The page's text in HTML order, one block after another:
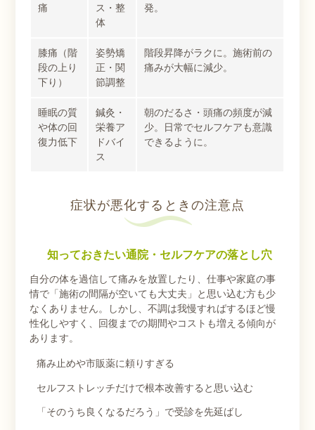
痛
ス・整
体
発。
膝痛（階
段の上り
下り）
姿勢矯
正・関
節調整
階段昇降がラクに。施術前の
痛みが大幅に減少。
睡眠の質
や体の回
復力低下
鍼灸・
栄養ア
ドバイ
ス
朝のだるさ・頭痛の頻度が減
少。日常でセルフケアも意識
できるように。
症状が悪化するときの注意点
知っておきたい通院・セルフケアの落とし穴
自分の体を過信して痛みを放置したり、仕事や家庭の事
情で「施術の間隔が空いても大丈夫」と思い込む方も少
なくありません。しかし、不調は我慢すればするほど慢
性化しやすく、回復までの期間やコストも増える傾向が
あります。
痛み止めや市販薬に頼りすぎる
セルフストレッチだけで根本改善すると思い込む
「そのうち良くなるだろう」で受診を先延ばし